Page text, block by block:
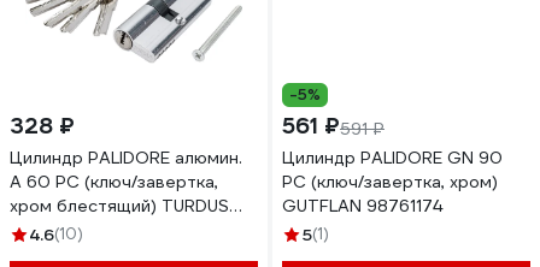
328 ₽
Цилиндр PALIDORE алюмин.
А 60 PC (ключ/завертка,
хром блестящий) TURDUS
98760948
4.6(10)
-5%
561 ₽591 ₽
Цилиндр PALIDORE GN 90
PC (ключ/завертка, хром)
GUTFLAN 98761174
5(1)